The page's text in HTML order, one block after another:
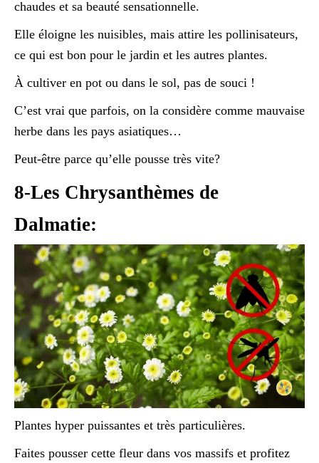
chaudes et sa beauté sensationnelle.
Elle éloigne les nuisibles, mais attire les pollinisateurs,
ce qui est bon pour le jardin et les autres plantes.
À cultiver en pot ou dans le sol, pas de souci !
C’est vrai que parfois, on la considère comme mauvaise
herbe dans les pays asiatiques…
Peut-être parce qu’elle pousse très vite?
8-Les Chrysanthèmes de
Dalmatie:
Plantes hyper puissantes et très particulières.
Faites pousser cette fleur dans vos massifs et profitez